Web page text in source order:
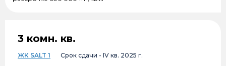
3 комн. кв.
ЖК SALT 1 Срок сдачи - IV кв. 2025 г.